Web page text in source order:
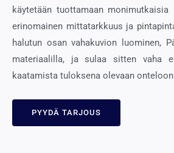
käytetään tuottamaan
erinomainen mittatarkkuus ja
halutun osan vahakuvion luominen,
materiaalilla, ja sulaa sitten vaha
kaatamista tuloksena olevaan
PYYDÄ TARJOUS